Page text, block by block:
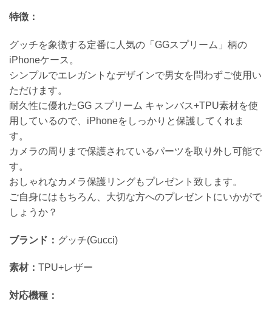
特徴：
グッチを象徴する定番に人気の「GGスプリーム」柄の
iPhoneケース。
シンプルでエレガントなデザインで男女を問わずご使用い
ただけます。
耐久性に優れたGG スプリーム キャンバス+TPU素材を使
用しているので、iPhoneをしっかりと保護してくれま
す。
カメラの周りまで保護されているパーツを取り外し可能で
す。
おしゃれなカメラ保護リングもプレゼント致します。
ご自身にはもちろん、大切な方へのプレゼントにいかがで
しょうか？
ブランド： グッチ(Gucci)
素材： TPU+レザー
対応機種：